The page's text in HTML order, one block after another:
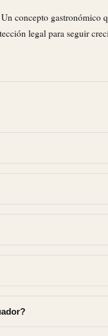
Un concepto gastronómico
legal para seguir